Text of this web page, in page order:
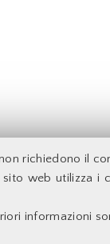
richiedono il
sito web utilizza
informazioni